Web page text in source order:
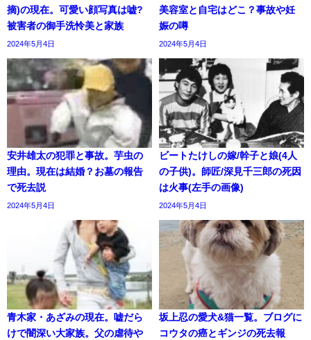
摘)の現在。可愛い顔写真は嘘?
被害者の御手洗怜美と家族
2024年5月4日
美容室と自宅はどこ？事故や妊
娠の噂
2024年5月4日
安井雄太の犯罪と事故。芋虫の
理由。現在は結婚？お墓の報告
で死去説
2024年5月4日
ビートたけしの嫁/幹子と娘(4人
の子供)。師匠/深見千三郎の死因
は火事(左手の画像)
2024年5月4日
青木家・あざみの現在。嘘だら
けで闇深い大家族。父の虐待や
坂上忍の愛犬&猫一覧。ブログに
コウタの癌とギンジの死去報